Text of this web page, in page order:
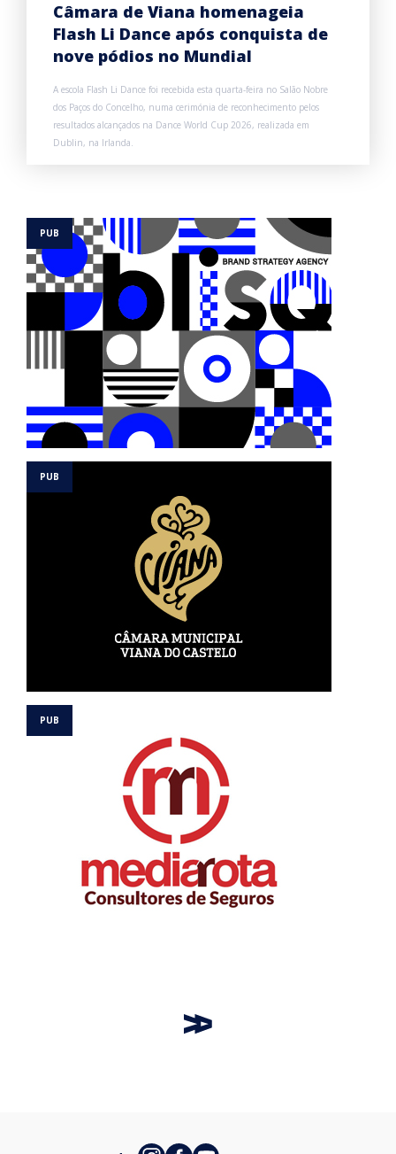
Câmara de Viana homenageia
Flash Li Dance após conquista de
nove pódios no Mundial
A escola Flash Li Dance foi recebida esta quarta-feira no Salão Nobre
dos Paços do Concelho, numa cerimónia de reconhecimento pelos
resultados alcançados na Dance World Cup 2026, realizada em
Dublin, na Irlanda.